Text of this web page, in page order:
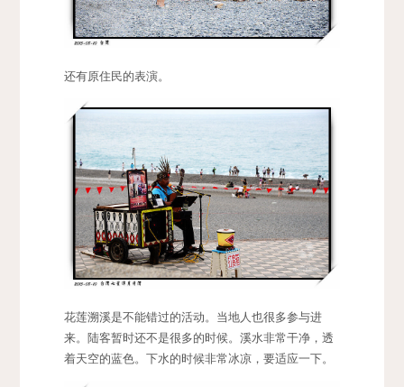
还有原住民的表演。
花莲溯溪是不能错过的活动。当地人也很多参与进
来。陆客暂时还不是很多的时候。溪水非常干净，透
着天空的蓝色。下水的时候非常冰凉，要适应一下。